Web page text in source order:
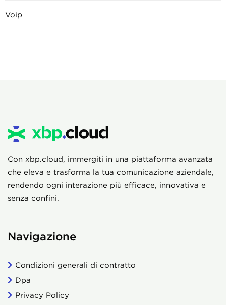
Voip
Con xbp.cloud, immergiti in una piattaforma avanzata
che eleva e trasforma la tua comunicazione aziendale,
rendendo ogni interazione più efficace, innovativa e
senza confini.
Navigazione
Condizioni generali di contratto
Dpa
Privacy Policy